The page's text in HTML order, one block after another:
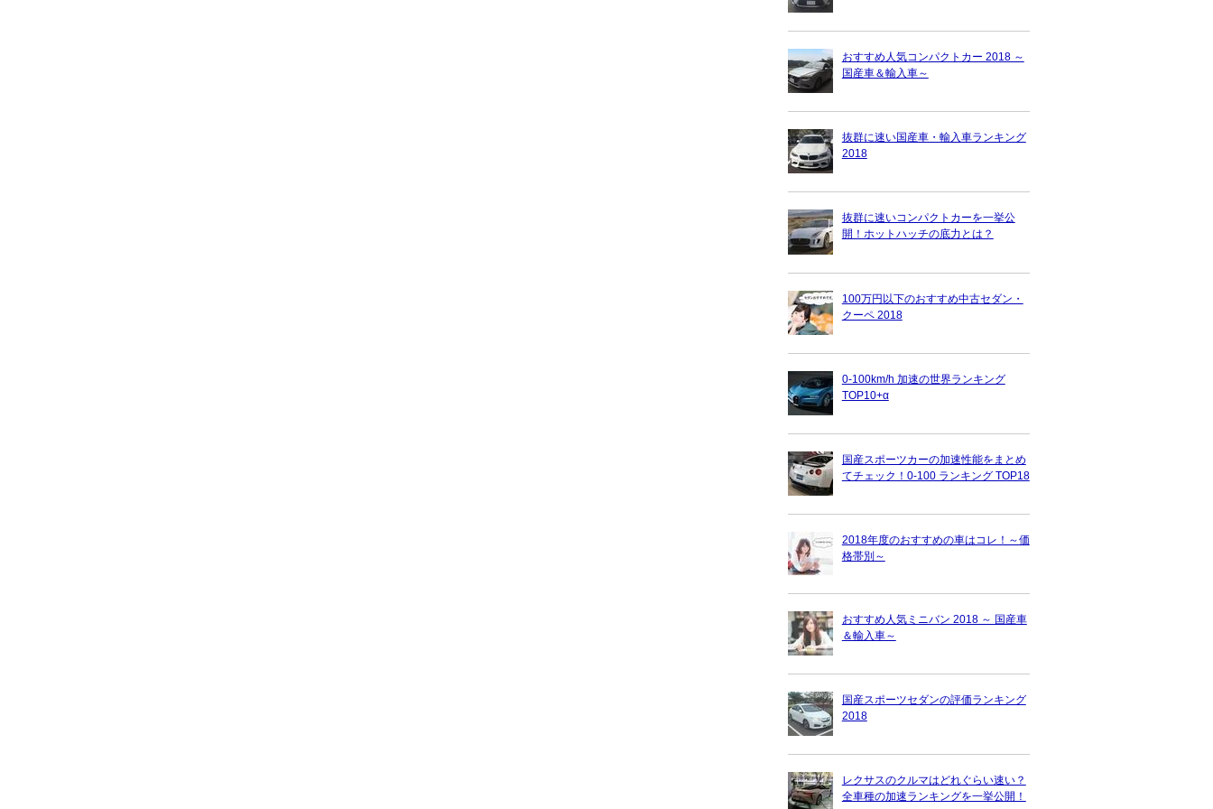
おすすめ人気コンパクトカー 2018 ～
国産車＆輸入車～
抜群に速い国産車・輸入車ランキング
2018
抜群に速いコンパクトカーを一挙公
開！ホットハッチの底力とは？
100万円以下のおすすめ中古セダン・
クーペ 2018
0-100km/h 加速の世界ランキング
TOP10+α
国産スポーツカーの加速性能をまとめ
てチェック！0-100 ランキング TOP18
2018年度のおすすめの車はコレ！～価
格帯別～
おすすめ人気ミニバン 2018 ～ 国産車
＆輸入車～
国産スポーツセダンの評価ランキング
2018
レクサスのクルマはどれぐらい速い？
全車種の加速ランキングを一挙公開！